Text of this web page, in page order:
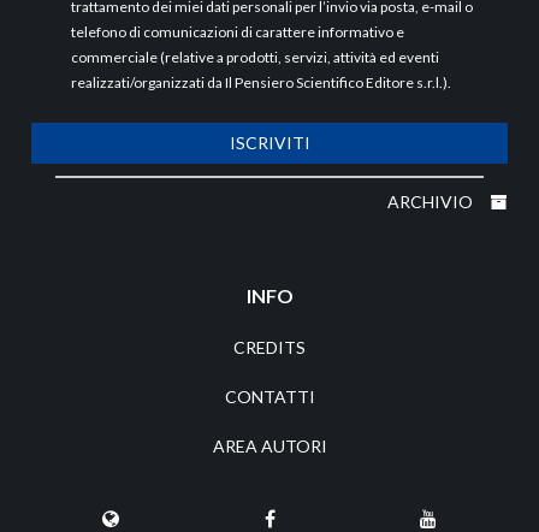
trattamento dei miei dati personali per l’invio via posta, e-mail o
telefono di comunicazioni di carattere informativo e
commerciale (relative a prodotti, servizi, attività ed eventi
realizzati/organizzati da Il Pensiero Scientifico Editore s.r.l.).
ISCRIVITI
ARCHIVIO
INFO
CREDITS
CONTATTI
AREA AUTORI